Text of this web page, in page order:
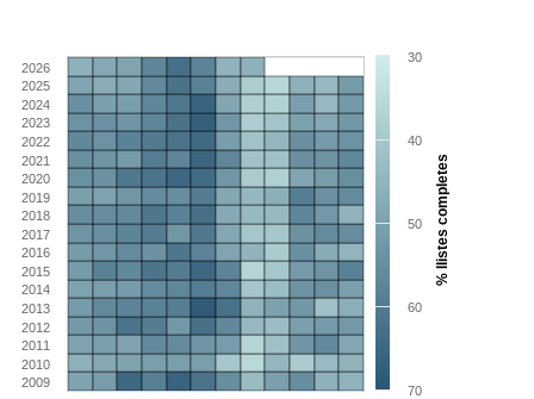
30
40
50
60
70
% llistes completes
2009
2010
2011
2012
2013
2014
2015
2016
2017
2018
2019
2020
2021
2022
2023
2024
2025
2026